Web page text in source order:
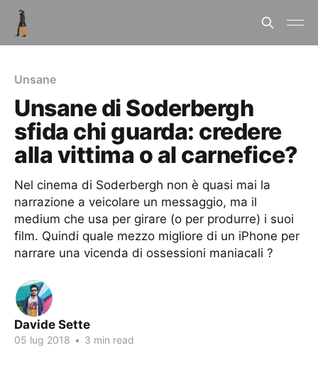
Unsane
Unsane di Soderbergh
sfida chi guarda: credere
alla vittima o al carnefice?
Nel cinema di Soderbergh non è quasi mai la
narrazione a veicolare un messaggio, ma il
medium che usa per girare (o per produrre) i suoi
film. Quindi quale mezzo migliore di un iPhone per
narrare una vicenda di ossessioni maniacali ?
Davide Sette
05 lug 2018 • 3 min read